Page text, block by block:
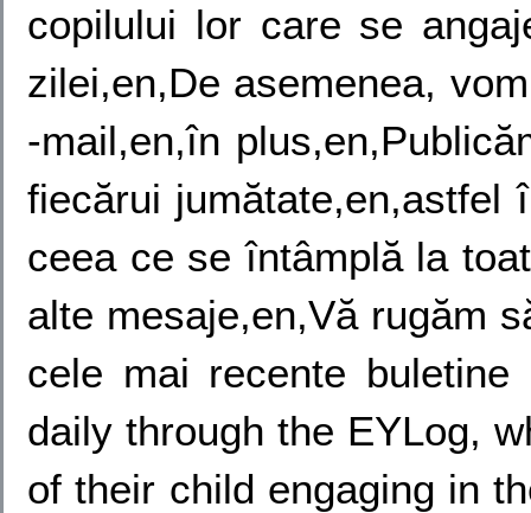
copilului lor care se
zilei,en,De asemenea,
-mail,en,în
fiecărui jumătate,en,astfel
ceea ce se întâmplă la
alte mesaje,en,Vă rugăm
cele mai recente buletine
daily through the EYLog,
of their child engaging in